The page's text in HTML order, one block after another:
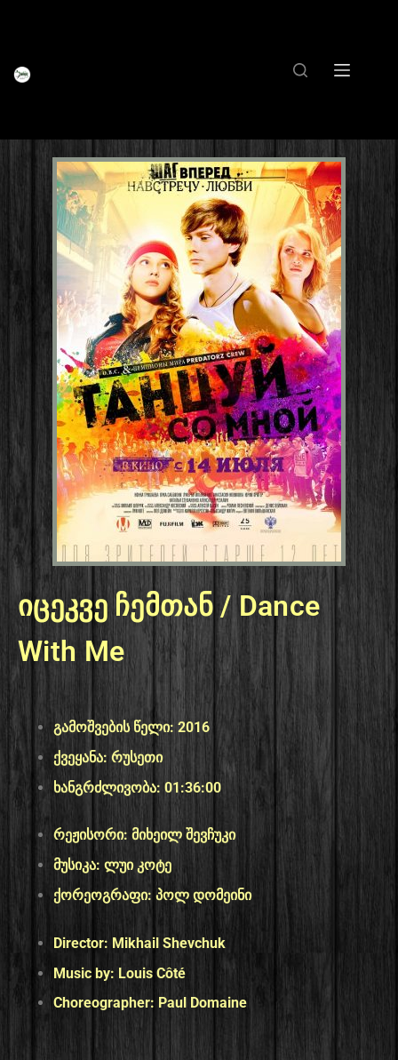
იცეკვე ჩემთან / Dance
With Me
გამოშვების წელი: 2016
ქვეყანა: რუსეთი
ხანგრძლივობა: 01:36:00
რეჟისორი: მიხეილ შევჩუკი
მუსიკა: ლუი კოტე
ქორეოგრაფი: პოლ დომეინი
Director: Mikhail Shevchuk
Music by: Louis Côté
Choreographer: Paul Domaine